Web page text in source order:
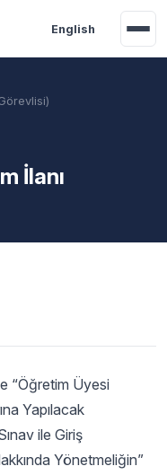
English
İlanı
“Öğretim Üyesi
Yapılacak
ile Giriş
Yönetmeliğin”